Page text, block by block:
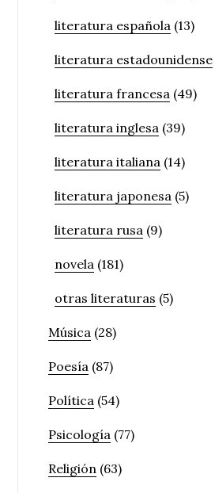
literatura española (13)
literatura estadounidense
literatura francesa (49)
literatura inglesa (39)
literatura italiana (14)
literatura japonesa (5)
literatura rusa (9)
novela (181)
otras literaturas (5)
Música (28)
Poesía (87)
Política (54)
Psicología (77)
Religión (63)